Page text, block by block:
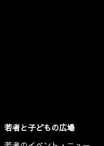
若者と子どもの広場